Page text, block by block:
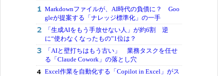
Markdownファイルが、AI時代の負債に？ Goo
gleが提案する「ナレッジ標準化」の一手
「生成AIをもう手放せない人」が約6割 逆
に“使わなくなったもの”1位は？
「AIと壁打ちはもう古い」 業務タスクを任せ
る「Claude Cowork」の落とし穴
Excel作業を自動化する「Copilot in Excel」がス